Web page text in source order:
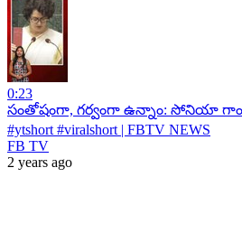
0:23
సంతోషంగా, గర్వంగా ఉన్నాం: సోనియా గాంధీ |
#ytshort #viralshort | FBTV NEWS
FB TV
2 years ago